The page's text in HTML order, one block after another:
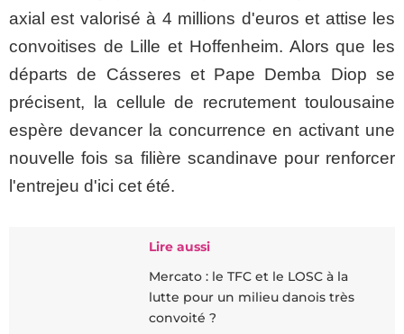
axial est valorisé à 4 millions d'euros et attise les
convoitises de Lille et Hoffenheim. Alors que les
départs de Cásseres et Pape Demba Diop se
précisent, la cellule de recrutement toulousaine
espère devancer la concurrence en activant une
nouvelle fois sa filière scandinave pour renforcer
l'entrejeu d'ici cet été.
Lire aussi
Mercato : le TFC et le LOSC à la
lutte pour un milieu danois très
convoité ?